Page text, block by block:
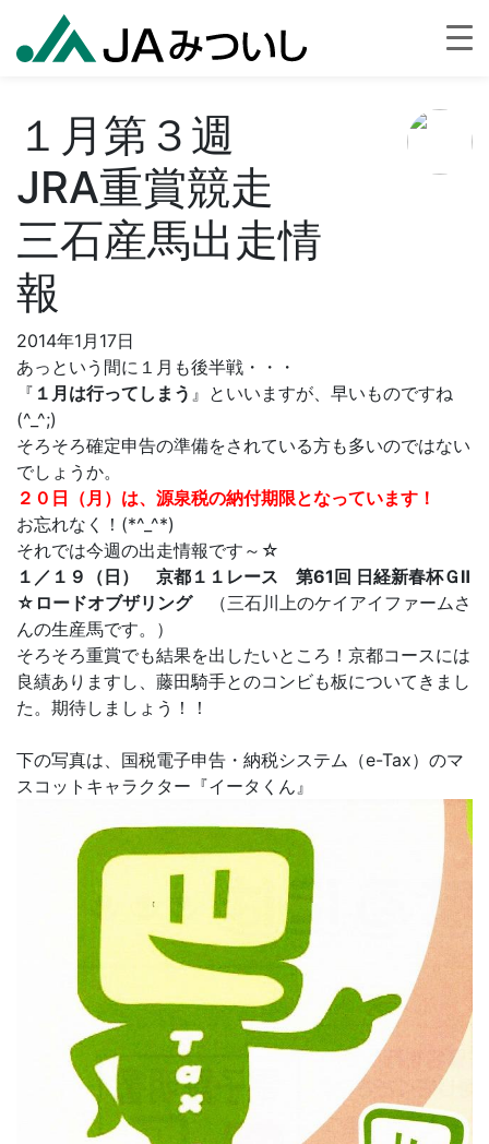
１月第３週
JRA重賞競走
三石産馬出走情
報
2014年1月17日
あっという間に１月も後半戦・・・
『 １月は行ってしまう 』といいますが、早いものですね
(^_^;)
そろそろ確定申告の準備をされている方も多いのではない
でしょうか。
２０日（月）は、源泉税の納付期限となっています！
お忘れなく！(*^_^*)
それでは今週の出走情報です～☆
１／１９（日） 京都１１レース 第61回 日経新春杯ＧⅡ
☆ロードオブザリング（三石川上のケイアイファームさ
んの生産馬です。）
そろそろ重賞でも結果を出したいところ！京都コースには
良績ありますし、藤田騎手とのコンビも板についてきまし
た。期待しましょう！！
下の写真は、国税電子申告・納税システム（e-Tax）のマ
スコットキャラクター『イータくん』